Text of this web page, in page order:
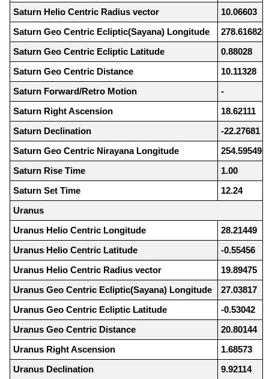
Saturn Helio Centric Radius vector
10.06603
Saturn Geo Centric Ecliptic(Sayana) Longitude
278.61682
Saturn Geo Centric Ecliptic Latitude
0.88028
Saturn Geo Centric Distance
10.11328
Saturn Forward/Retro Motion
-
Saturn Right Ascension
18.62111
Saturn Declination
-22.27681
Saturn Geo Centric Nirayana Longitude
254.59549
Saturn Rise Time
1.00
Saturn Set Time
12.24
Uranus
Uranus Helio Centric Longitude
28.21449
Uranus Helio Centric Latitude
-0.55456
Uranus Helio Centric Radius vector
19.89475
Uranus Geo Centric Ecliptic(Sayana) Longitude
27.03817
Uranus Geo Centric Ecliptic Latitude
-0.53042
Uranus Geo Centric Distance
20.80144
Uranus Right Ascension
1.68573
Uranus Declination
9.92114